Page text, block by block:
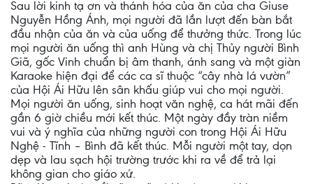
Sau lời kinh tạ ơn và thánh hóa của ăn của cha Giuse
Nguyễn Hồng Ánh, mọi người đã lần lượt đến bàn bắt
đầu nhận của ăn và của uống để thưởng thức. Trong lúc
mọi người ăn uống thì anh Hùng và chị Thủy người Bình
Giã, gốc Vinh chuẩn bị âm thanh, ánh sang và một giàn
Karaoke hiện đại để các ca sĩ thuộc “cây nhà lá vườn”
của Hội Ái Hữu lên sân khấu giúp vui cho mọi người.
Mọi người ăn uống, sinh hoạt văn nghệ, ca hát mãi đến
gần 6 giờ chiều mới kết thúc. Một ngày đầy tràn niềm
vui và ý nghĩa của những người con trong Hội Ái Hữu
Nghệ - Tĩnh – Bình đã kết thúc. Mỗi người một tay, dọn
dẹp và lau sạch hội trường trước khi ra về để trả lại
không gian cho giáo xứ.